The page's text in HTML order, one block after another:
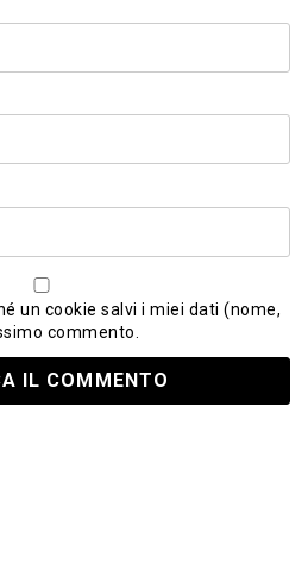
un cookie salvi i miei dati (nome,
commento.